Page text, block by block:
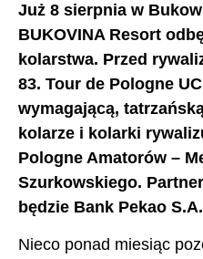
Już 8 sierpnia w
BUKOVINA Resort
kolarstwa. Przed
83. Tour de Pologne
wymagającą,
kolarze i kolarki
Pologne Amatorów –
Szurkowskiego.
będzie Bank Pekao S.A.
Nieco ponad miesiąc